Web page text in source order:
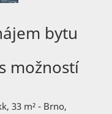
bytu
možností
33 m² - Brno,